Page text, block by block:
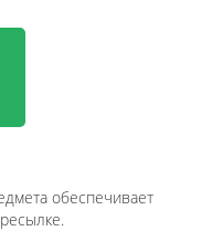
обеспечивает